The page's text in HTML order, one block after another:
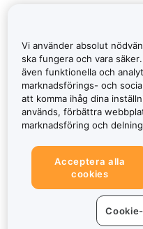
Vi använder absolut
ska fungera och vara
även funktionella och
marknadsförings- och
att komma ihåg dina
används, förbättra
marknadsföring och
Acceptera alla
cookies